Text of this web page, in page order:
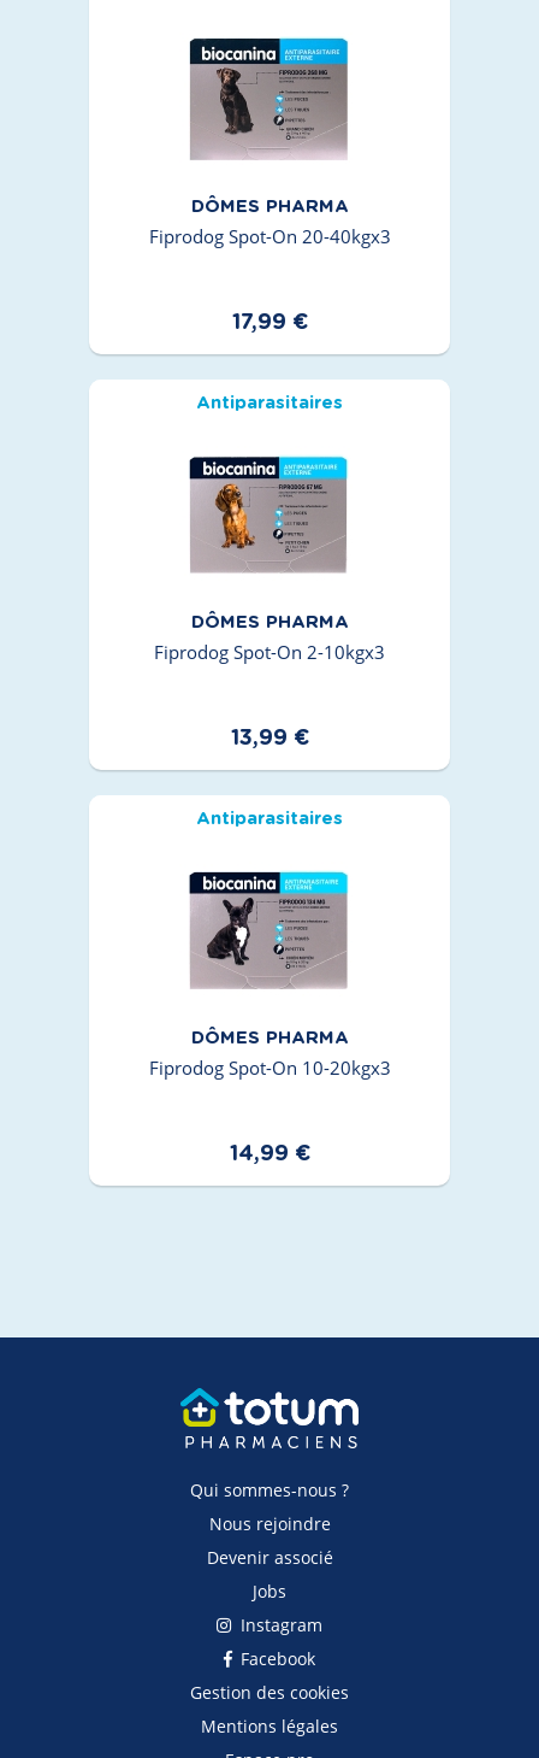
DÔMES PHARMA
Fiprodog Spot-On 20-40kgx3
17,99 €
Antiparasitaires
DÔMES PHARMA
Fiprodog Spot-On 2-10kgx3
13,99 €
Antiparasitaires
DÔMES PHARMA
Fiprodog Spot-On 10-20kgx3
14,99 €
Qui sommes-nous ?
Nous rejoindre
Devenir associé
Jobs
Instagram
Facebook
Gestion des cookies
Mentions légales